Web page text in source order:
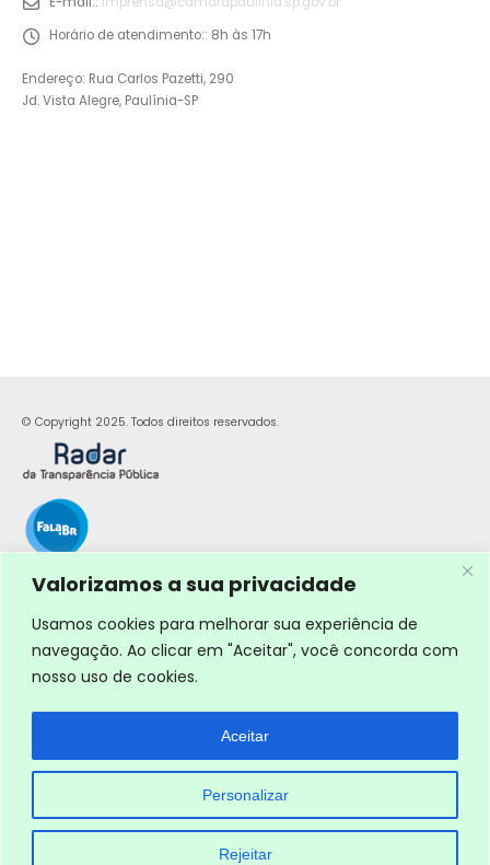
Valorizamos a sua privacidade
Usamos cookies para melhorar sua experiência de
navegação. Ao clicar em "Aceitar", você concorda com
nosso uso de cookies.
Personalizar
Rejeitar
Aceitar
Horário de atendimento:: 8h às 17h
Endereço: Rua Carlos Pazetti, 290
Jd. Vista Alegre, Paulínia-SP
© Copyright 2025. Todos direitos reservados.